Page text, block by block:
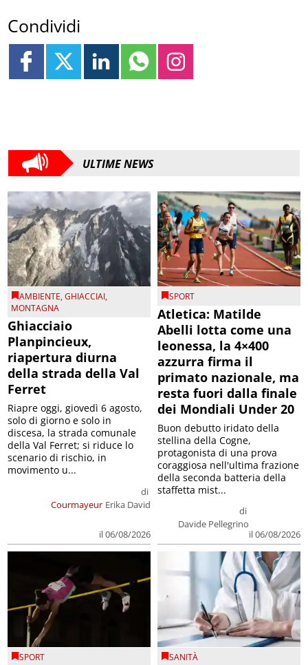
Condividi
ULTIME NEWS
AMBIENTE,GHIACCIAI,
MONTAGNA
Ghiacciaio
Planpincieux,
riapertura diurna
della strada della Val
Ferret
Courmayeur
di
Erika David
il 06/08/2026
Riapre oggi, giovedì 6 agosto,
solo di giorno e solo in
discesa, la strada comunale
della Val Ferret; si riduce lo
scenario di rischio, in
movimento u...
SPORT
Atletica: Matilde
Abelli lotta come una
leonessa, la 4×400
azzurra firma il
primato nazionale, ma
resta fuori dalla finale
dei Mondiali Under 20
di
Davide Pellegrino
il 06/08/2026
Buon debutto iridato della
stellina della Cogne,
protagonista di una prova
coraggiosa nell'ultima frazione
della seconda batteria della
staffetta mist...
SPORT SANITÀ